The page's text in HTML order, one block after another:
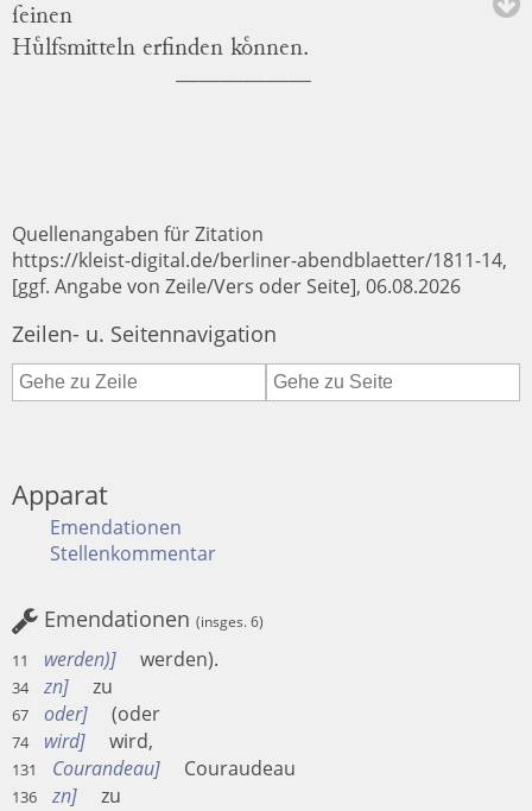
ſeinen
Huͤlfsmitteln erfinden koͤnnen.
Quellenangaben für Zitation
https://kleist-digital.de/berliner-abendblaetter/1811-14,
[ggf. Angabe von Zeile/Vers oder Seite], 06.08.2026
Zeilen- u. Seitennavigation
Apparat
Emendationen
Stellenkommentar
Emendationen (insges. 6)
11 werden) werden).
34 zn zu
67 oder (oder
74 wird wird,
131 Courandeau Couraudeau
136 zn zu